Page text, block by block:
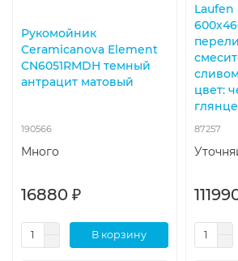
Рукомойник
Ceramicanova Element
CN6051RMDH темный
антрацит матовый
190566
Много
16880 ₽
В корзину
Laufen
цвет:
87257